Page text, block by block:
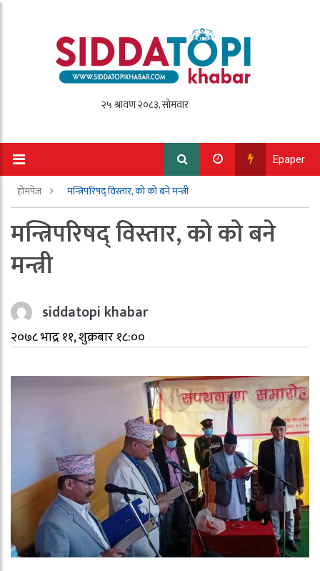
Epaper
होमपेज मन्त्रिपरिषद्‍ विस्तार, को को बने मन्त्री
मन्त्रिपरिषद्‍ विस्तार, को को बने
मन्त्री
siddatopi khabar
२०७८ भाद्र ११, शुक्रबार १८:००